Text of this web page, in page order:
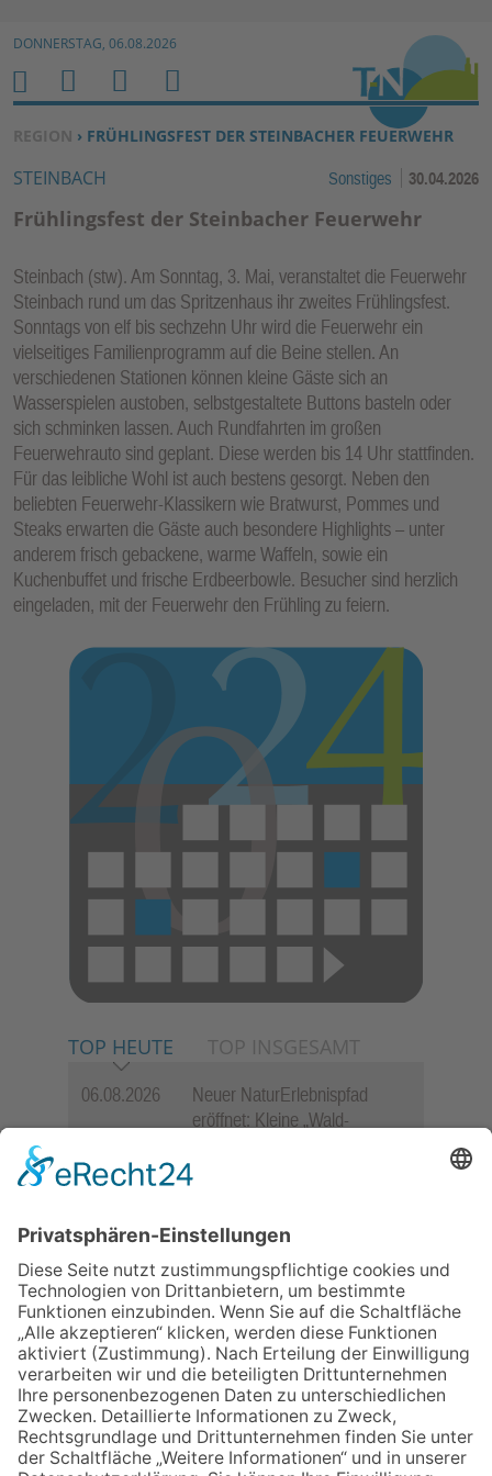
Zum Inhalt springen ↓
DONNERSTAG, 06.08.2026
SIE BEFINDEN SICH HIER:
REGION › FRÜHLINGSFEST DER STEINBACHER FEUERWEHR
STEINBACH Sonstiges 30.04.2026
Frühlingsfest der Steinbacher Feuerwehr
Steinbach (stw). Am Sonntag, 3. Mai, veranstaltet die Feuerwehr
Steinbach rund um das Spritzenhaus ihr zweites Frühlingsfest.
Sonntags von elf bis sechzehn Uhr wird die Feuerwehr ein
vielseitiges Familienprogramm auf die Beine stellen. An
verschiedenen Stationen können kleine Gäste sich an
Wasserspielen austoben, selbstgestaltete Buttons basteln oder
sich schminken lassen. Auch Rundfahrten im großen
Feuerwehrauto sind geplant. Diese werden bis 14 Uhr stattfinden.
Für das leibliche Wohl ist auch bestens gesorgt. Neben den
beliebten Feuerwehr-Klassikern wie Bratwurst, Pommes und
Steaks erwarten die Gäste auch besondere Highlights – unter
anderem frisch gebackene, warme Waffeln, sowie ein
Kuchenbuffet und frische Erdbeerbowle. Besucher sind herzlich
eingeladen, mit der Feuerwehr den Frühling zu feiern.
TOP HEUTE TOP INSGESAMT
06.08.2026
Neuer NaturErlebnispfad
eröffnet: Kleine „Wald-
die Zukunft der Stadt
Königstein
06.08.2026
Gewinnspiel zum Start ins
Schuljahr
06.08.2026
„Rock auf der Burg“ lässt
Königstein beben
06.08.2026
„Freundschaft, das ist wie
Heimat“ – Lions-Präsident
Jürgen Rohrmann setzt auf
Gemeinschaft und Bewährtes
H
O
M
E
M
E
N
U
S
U
E
B
E
T
E
R
F
U
N
K
TI
O
N
E
N